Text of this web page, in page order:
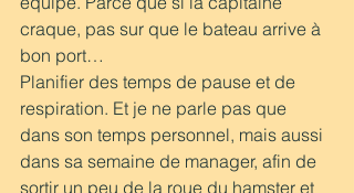
craque, pas sur que le bateau arrive à
bon port…
Planifier des temps de pause et de
respiration. Et je ne parle pas que
dans son temps personnel, mais aussi
dans sa semaine de manager, afin de
sortir un peu de la roue du hamster et